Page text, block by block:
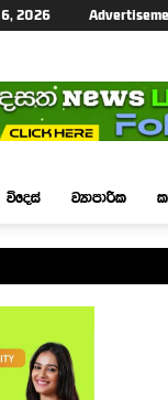
2026
විදෙස් ව්‍යාපාරික